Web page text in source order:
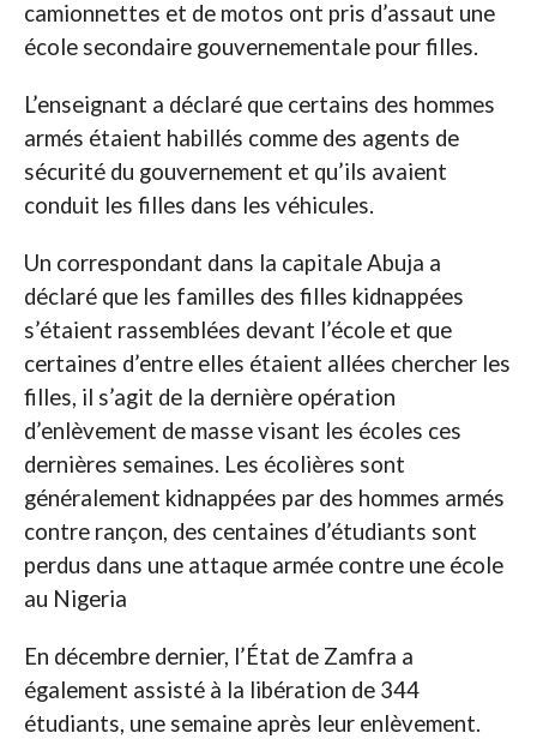
camionnettes et de motos ont pris d’assaut une
école secondaire gouvernementale pour filles.
L’enseignant a déclaré que certains des hommes
armés étaient habillés comme des agents de
sécurité du gouvernement et qu’ils avaient
conduit les filles dans les véhicules.
Un correspondant dans la capitale Abuja a
déclaré que les familles des filles kidnappées
s’étaient rassemblées devant l’école et que
certaines d’entre elles étaient allées chercher les
filles, il s’agit de la dernière opération
d’enlèvement de masse visant les écoles ces
dernières semaines. Les écolières sont
généralement kidnappées par des hommes armés
contre rançon, des centaines d’étudiants sont
perdus dans une attaque armée contre une école
au Nigeria
En décembre dernier, l’État de Zamfra a
également assisté à la libération de 344
étudiants, une semaine après leur enlèvement.